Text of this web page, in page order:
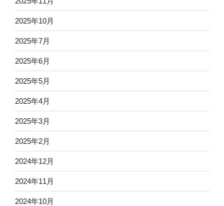
2025年10月
2025年7月
2025年6月
2025年5月
2025年4月
2025年3月
2025年2月
2024年12月
2024年11月
2024年10月